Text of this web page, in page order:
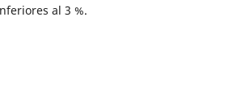
al 3 %.